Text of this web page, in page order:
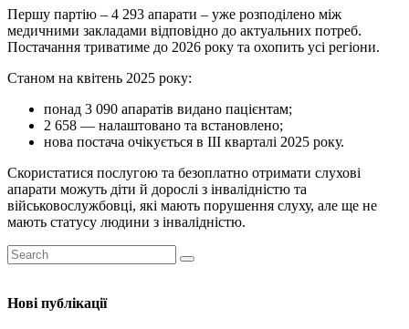
Першу партію – 4 293 апарати – уже розподілено між
медичними закладами відповідно до актуальних потреб.
Постачання триватиме до 2026 року та охопить усі регіони.
Станом на квітень 2025 року:
понад 3 090 апаратів видано пацієнтам;
2 658 — налаштовано та встановлено;
нова постача очікується в III кварталі 2025 року.
Скористатися послугою та безоплатно отримати слухові
апарати можуть діти й дорослі з інвалідністю та
військовослужбовці, які мають порушення слуху, але ще не
мають статусу людини з інвалідністю.
Нові публікації